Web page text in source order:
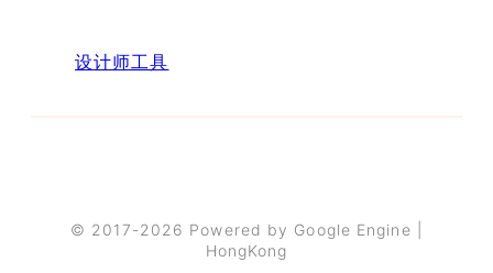
设计师工具
© 2017-2026 Powered by Google Engine |
HongKong